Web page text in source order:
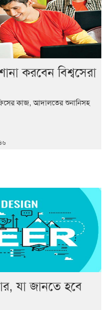
করবেন বিশ্বসেরা
কাজ, আদালতের শুনানিসহ
যা জানতে হবে